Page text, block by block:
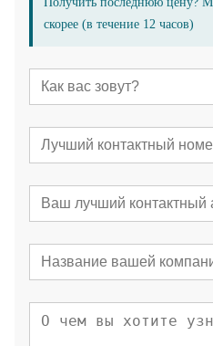
скорее (в течение 12 часов)